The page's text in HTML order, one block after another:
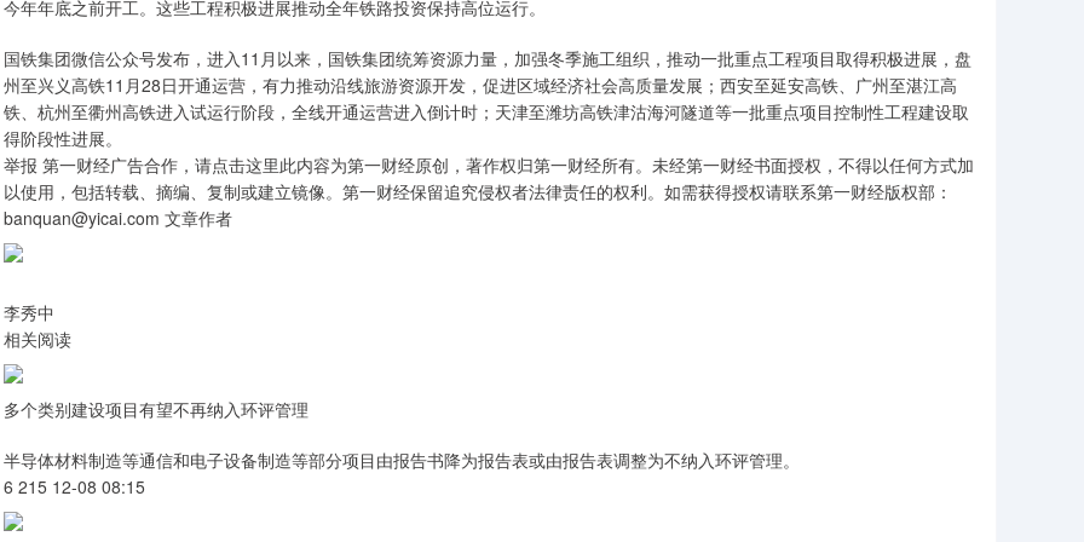
今年年底之前开工。这些工程积极进展推动全年铁路投资保持高位运行。
国铁集团微信公众号发布，进入11月以来，国铁集团统筹资源力量，加强冬季施工组织，推动一批重点工程项目取得积极进展，盘
州至兴义高铁11月28日开通运营，有力推动沿线旅游资源开发，促进区域经济社会高质量发展；西安至延安高铁、广州至湛江高
铁、杭州至衢州高铁进入试运行阶段，全线开通运营进入倒计时；天津至潍坊高铁津沽海河隧道等一批重点项目控制性工程建设取
得阶段性进展。
举报 第一财经广告合作，请点击这里此内容为第一财经原创，著作权归第一财经所有。未经第一财经书面授权，不得以任何方式加
以使用，包括转载、摘编、复制或建立镜像。第一财经保留追究侵权者法律责任的权利。如需获得授权请联系第一财经版权部：
banquan@yicai.com 文章作者
李秀中
相关阅读
多个类别建设项目有望不再纳入环评管理
半导体材料制造等通信和电子设备制造等部分项目由报告书降为报告表或由报告表调整为不纳入环评管理。
6 215 12-08 08:15